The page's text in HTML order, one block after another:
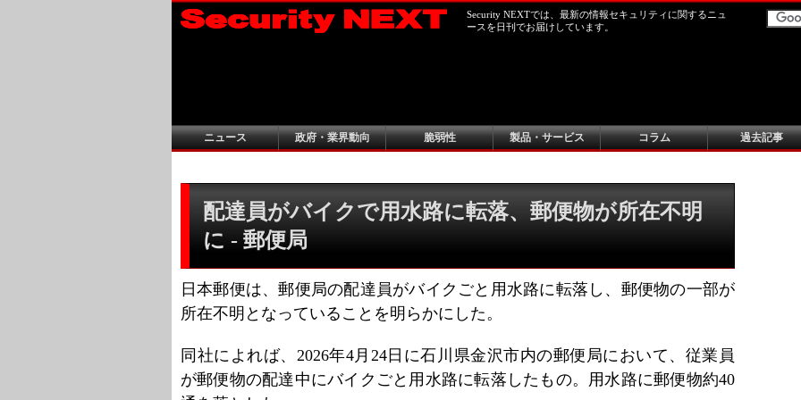
Security NEXTでは、最新の情報セキュリティに関するニュ
ースを日刊でお届けしています。
ニュース 政府・業界動向 脆弱性 製品・サービス コラム 過去記事
配達員がバイクで用水路に転落、郵便物が所在不明
に - 郵便局
日本郵便は、郵便局の配達員がバイクごと用水路に転落し、郵便物の一部が
所在不明となっていることを明らかにした。
同社によれば、2026年4月24日に石川県金沢市内の郵便局において、従業員
が郵便物の配達中にバイクごと用水路に転落したもの。用水路に郵便物約40